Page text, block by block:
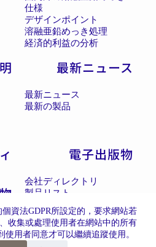
資法GDPR所設定的，要求網站若
收集或處理使用者在網站中的所有
使用者同意才可以繼續追蹤使用。
仕様
デザインポイント
溶融亜鉛めっき処理
経済的利益の分析
最新ニュース
最新ニュース
最新の製品
電子出版物
会社ディレクトリ
製品リスト
都歡迎與我們聯繫